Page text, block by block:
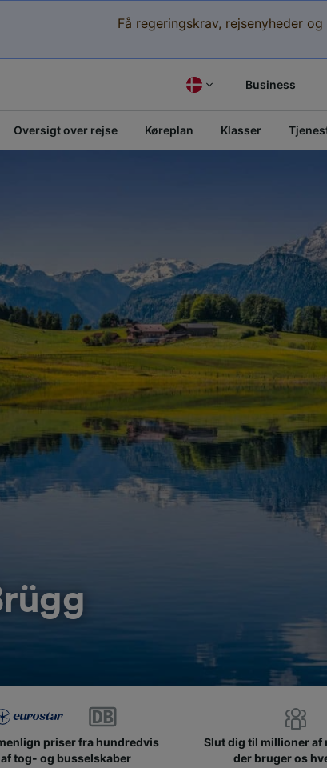
Få regeringskrav, rejsenyheder
Business
Oversigt over rejse Køreplan Klasser
priser fra hundredvis
af tog- og busselskaber
Slut dig til millioner af
der bruger os